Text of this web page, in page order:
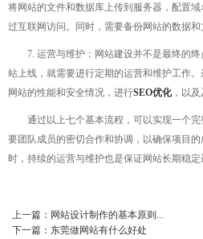
将网站的文件和数据库上传到服务器，配置
过互联网访问。同时，需要备份网站的数据和
7. 运营与维护：网站建设并不是最终的终
站上线，就需要进行定期的运营和维护工作
网站的性能和安全情况，进行SEO优化，以及
通过以上七个基本流程，可以实现一个完
要团队成员的密切合作和协调，以确保项目
时，持续的运营与维护也是保证网站长期稳定
上一篇： 网站设计制作的基本原则...
下一篇： 东莞做网站有什么好处